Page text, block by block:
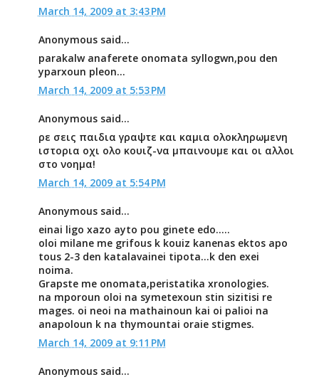
March 14, 2009 at 3:43 PM
Anonymous said...
parakalw anaferete onomata syllogwn,pou den
yparxoun pleon...
March 14, 2009 at 5:53 PM
Anonymous said...
ρε σεις παιδια γραψτε και καμια ολοκληρωμενη
ιστορια οχι ολο κουιζ-να μπαινουμε και οι αλλοι
στο νοημα!
March 14, 2009 at 5:54 PM
Anonymous said...
einai ligo xazo ayto pou ginete edo.....
oloi milane me grifous k kouiz kanenas ektos apo
tous 2-3 den katalavainei tipota...k den exei
noima.
Grapste me onomata,peristatika xronologies.
na mporoun oloi na symetexoun stin sizitisi re
mages. oi neoi na mathainoun kai oi palioi na
anapoloun k na thymountai oraie stigmes.
March 14, 2009 at 9:11 PM
Anonymous said...